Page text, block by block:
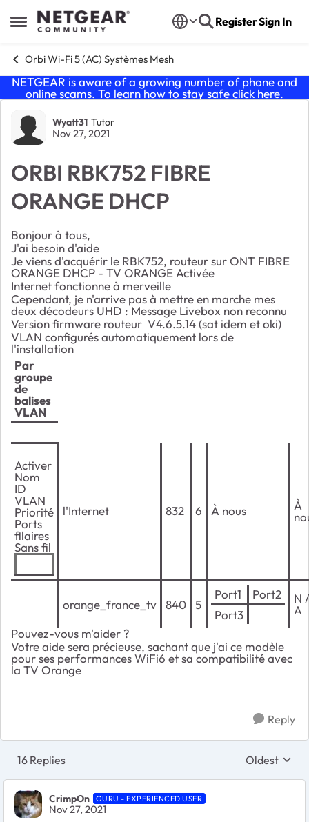
Open Side Menu
Skip to content RegisterSign In
Orbi Wi-Fi 5 (AC) Systèmes Mesh
NETGEAR is aware of a growing number of phone and
online scams. To learn how to stay safe click here.
Forum Discussion
Wyatt31 Tutor
Nov 27, 2021
ORBI RBK752 FIBRE
ORANGE DHCP
Bonjour à tous,
J'ai besoin d'aide
Je viens d'acquérir le RBK752, routeur sur ONT FIBRE
ORANGE DHCP - TV ORANGE Activée
Internet fonctionne à merveille
Cependant, je n'arrive pas à mettre en marche mes
deux décodeurs UHD : Message Livebox non reconnu
Version firmware routeur V4.6.5.14 (sat idem et oki)
VLAN configurés automatiquement lors de
l'installation
Par
groupe
de
balises
VLAN
Activer
Nom
ID
VLAN
Priorité
Ports
filaires
Sans fil
l'Internet 832 6 À nous
À
orange_france_tv 840 5
Port1
Port2
Port3
N /
A
Pouvez-vous m'aider ?
Votre aide sera précieuse, sachant que j'ai ce modèle
pour ses performances WiFi6 et sa compatibilité avec
la TV Orange
Reply
16 Replies Replies
Oldest
CrimpOn GURU - EXPERIENCED USER
Nov 27, 2021